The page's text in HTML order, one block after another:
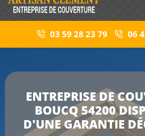
03 59 28 23 79 06
ENTREPRISE DE
BOUCQ 54200
D'UNE GARANTIE